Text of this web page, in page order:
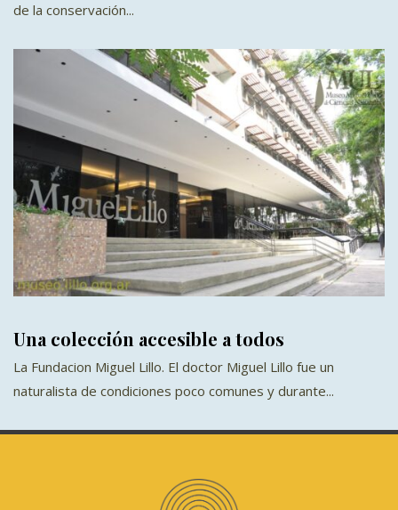
de la conservación...
Una colección accesible a todos
La Fundacion Miguel Lillo. El doctor Miguel Lillo fue un
naturalista de condiciones poco comunes y durante...